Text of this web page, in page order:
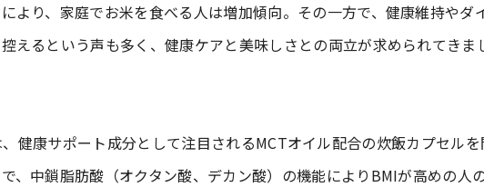
より、家庭でお米を食べる人は増加傾向。その一方で、健康維持やダ
えるという声も多く、健康ケアと美味しさとの両立が求められてきま
健康サポート成分として注目されるMCTオイル配合の炊飯カプセルを
、中鎖脂肪酸（オクタン酸、デカン酸）の機能によりBMIが高めの人